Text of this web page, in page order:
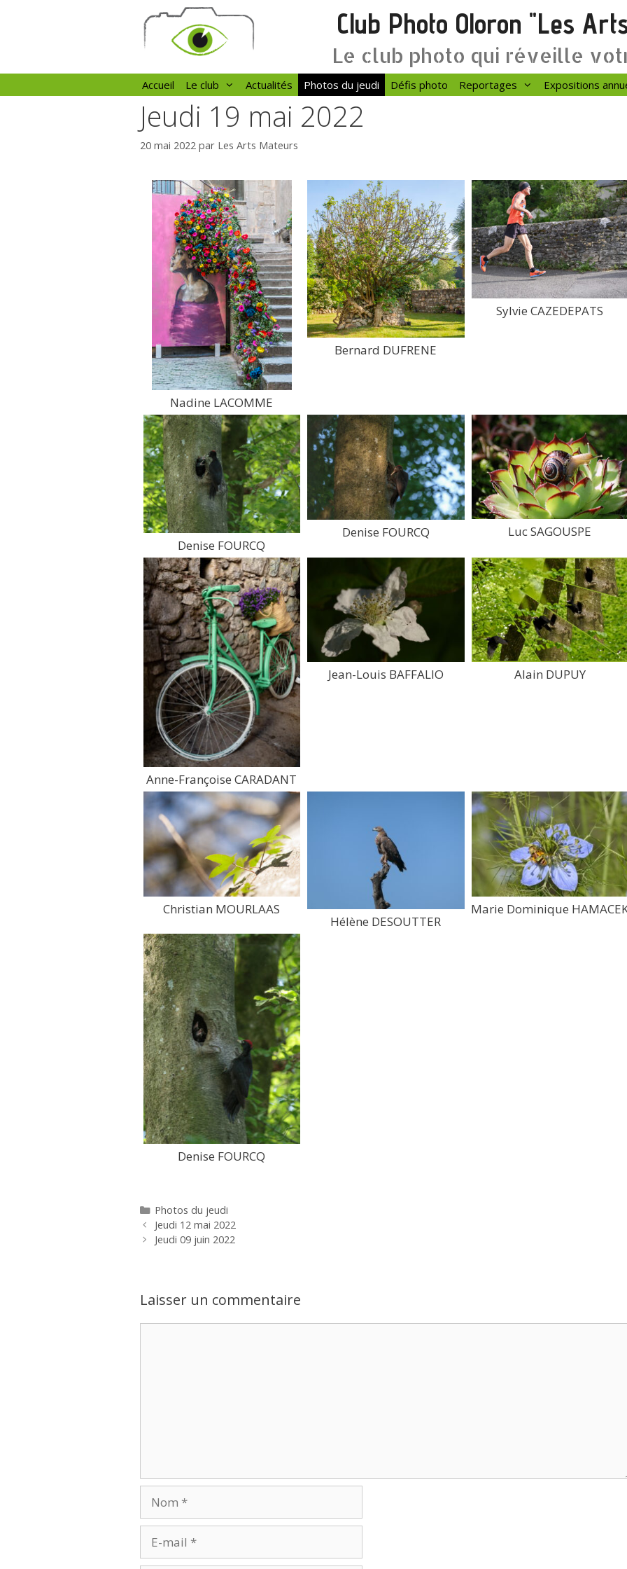
Club Photo Oloron "Les
Le club photo qui réveille
Accueil Le club Actualités Photos du jeudi Défis photo Reportages Expositions
Jeudi 19 mai 2022
20 mai 2022 par Les Arts Mateurs
Nadine LACOMME
Bernard DUFRENE
Sylvie CAZEDEPATS
Denise FOURCQ
Denise FOURCQ Luc SAGOUSPE
Anne-Françoise CARADANT
Jean-Louis BAFFALIO Alain DUPUY
Christian MOURLAAS
Hélène DESOUTTER
Marie Dominique
Denise FOURCQ
Catégories
Photos du jeudi
Jeudi 12 mai 2022
Jeudi 09 juin 2022
Laisser un commentaire
mail